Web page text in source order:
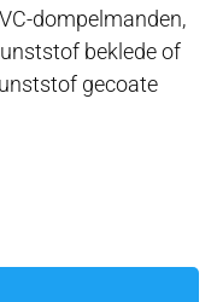
dompelmanden,
beklede of
gecoate